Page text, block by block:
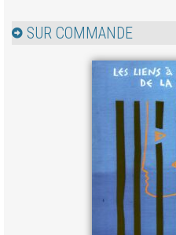
SUR COMMANDE